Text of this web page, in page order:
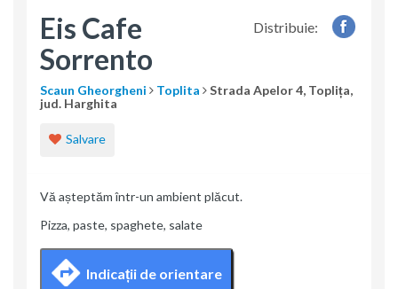
Distribuie:
Eis Cafe
Sorrento
Scaun Gheorgheni Toplita
Strada Apelor 4, Toplița,
jud. Harghita
Salvare
Vă așteptăm într-un ambient plăcut.
Pizza, paste, spaghete, salate
Indicații de orientare